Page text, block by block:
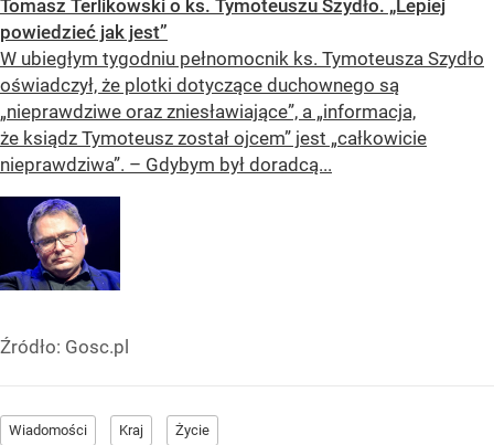
Tomasz Terlikowski o ks. Tymoteuszu Szydło. „Lepiej
powiedzieć jak jest”
W ubiegłym tygodniu pełnomocnik ks. Tymoteusza Szydło
oświadczył, że plotki dotyczące duchownego są
„nieprawdziwe oraz zniesławiające”, a „informacja,
że ksiądz Tymoteusz został ojcem” jest „całkowicie
nieprawdziwa”. – Gdybym był doradcą...
Źródło: Gosc.pl
Wiadomości Kraj Życie